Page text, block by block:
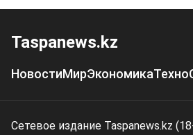
Taspanews.kz
НовостиМирЭкономикаТехно
Сетевое издание Taspanews.kz